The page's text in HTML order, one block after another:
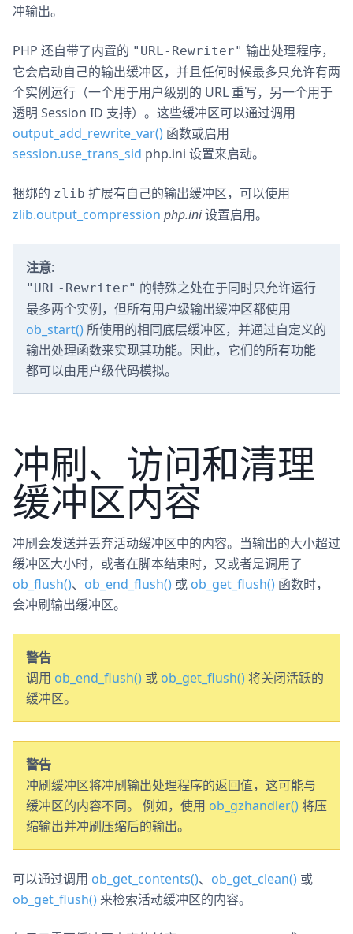
冲输出。
PHP 还自带了内置的 "URL-Rewriter" 输出处理程序，
它会启动自己的输出缓冲区，并且任何时候最多只允许有两
个实例运行（一个用于用户级别的 URL 重写，另一个用于
透明 Session ID 支持）。这些缓冲区可以通过调用
output_add_rewrite_var() 函数或启用
session.use_trans_sid php.ini 设置来启动。
捆绑的 zlib 扩展有自己的输出缓冲区，可以使用
zlib.output_compression php.ini设置启用。
注意:
"URL-Rewriter" 的特殊之处在于同时只允许运行
最多两个实例，但所有用户级输出缓冲区都使用
ob_start() 所使用的相同底层缓冲区，并通过自定义的
输出处理函数来实现其功能。因此，它们的所有功能
都可以由用户级代码模拟。
冲刷、访问和清理
缓冲区内容
冲刷会发送并丢弃活动缓冲区中的内容。当输出的大小超过
缓冲区大小时，或者在脚本结束时，又或者是调用了
ob_flush()、 ob_end_flush() 或 ob_get_flush() 函数时，
会冲刷输出缓冲区。
警告
调用 ob_end_flush() 或 ob_get_flush()将关闭活跃的
缓冲区。
警告
冲刷缓冲区将冲刷输出处理程序的返回值，这可能与
缓冲区的内容不同。 例如，使用 ob_gzhandler()将压
缩输出并冲刷压缩后的输出。
可以通过调用 ob_get_contents()、 ob_get_clean() 或
ob_get_flush() 来检索活动缓冲区的内容。